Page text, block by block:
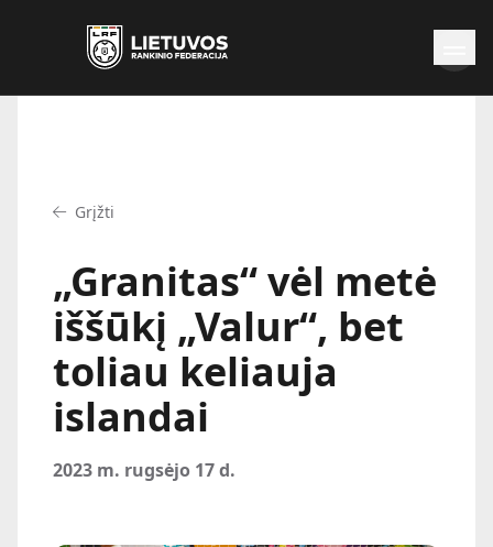
Čempionatai
Antidopingas
Grįžti
„Granitas“ vėl metė
iššūkį „Valur“, bet
toliau keliauja
islandai
2023 m. rugsėjo 17 d.